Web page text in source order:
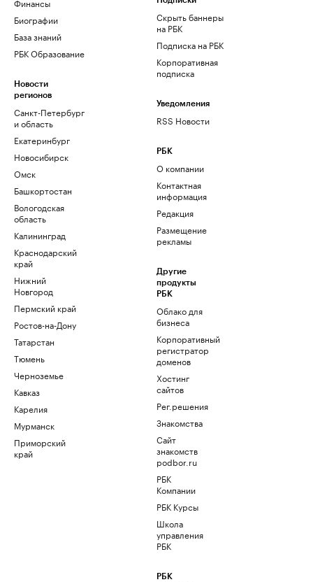
Биографии
База знаний
РБК Образование
Новости
регионов
Санкт-Петербург
и область
Екатеринбург
Новосибирск
Омск
Башкортостан
Вологодская
область
Калининград
Краснодарский
край
Нижний
Новгород
Пермский край
Ростов-на-Дону
Татарстан
Тюмень
Черноземье
Кавказ
Карелия
Мурманск
Приморский
край
Скрыть баннеры
на РБК
Подписка на РБК
Корпоративная
подписка
Уведомления
RSS Новости
РБК
О компании
Контактная
информация
Редакция
Размещение
рекламы
Другие
продукты
РБК
Облако для
бизнеса
Корпоративный
регистратор
доменов
Хостинг
сайтов
Рег.решения
Знакомства
Сайт
знакомств
podbor.ru
РБК
Компании
РБК Курсы
Школа
управления
РБК
РБК